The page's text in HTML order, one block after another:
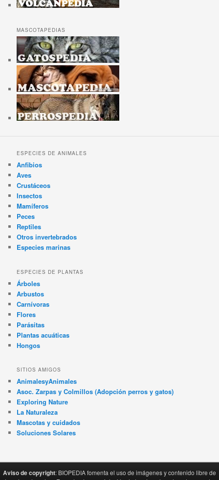
MASCOTAPEDIAS
ESPECIES DE ANIMALES
Anfibios
Aves
Crustáceos
Insectos
Mamíferos
Peces
Reptiles
Otros invertebrados
Especies marinas
ESPECIES DE PLANTAS
Árboles
Arbustos
Carnívoras
Flores
Parásitas
Plantas acuáticas
Hongos
SITIOS AMIGOS
AnimalesyAnimales
Asoc. Zarpas y Colmillos (Adopción perros y gatos)
Exploring Nature
La Naturaleza
Mascotas y cuidados
Soluciones Solares
Aviso de copyright: BIOPEDIA fomenta el uso de imágenes y contenido libre de